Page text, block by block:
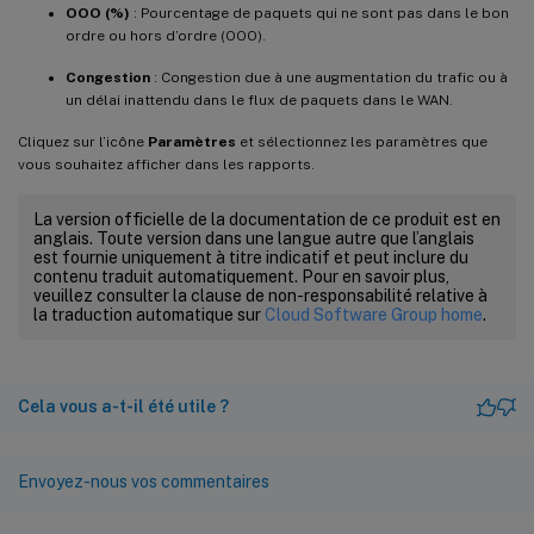
OOO (%) : Pourcentage de paquets qui ne sont pas dans le bon
ordre ou hors d’ordre (OOO).
Congestion : Congestion due à une augmentation du trafic ou à
un délai inattendu dans le flux de paquets dans le WAN.
Cliquez sur l’icône Paramètres et sélectionnez les paramètres que
vous souhaitez afficher dans les rapports.
La version officielle de la documentation de ce produit est en
anglais. Toute version dans une langue autre que l’anglais
est fournie uniquement à titre indicatif et peut inclure du
contenu traduit automatiquement. Pour en savoir plus,
veuillez consulter la clause de non-responsabilité relative à
la traduction automatique sur Cloud Software Group home.
Cela vous a-t-il été utile ?
Envoyez-nous vos commentaires